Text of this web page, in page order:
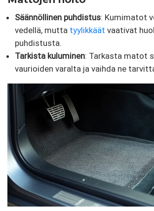
Säännöllinen puhdistus: Kumimatot
vedellä, mutta tyylikkäät vaativat
puhdistusta.
Tarkista kuluminen: Tarkasta matot
vaurioiden varalta ja vaihda ne